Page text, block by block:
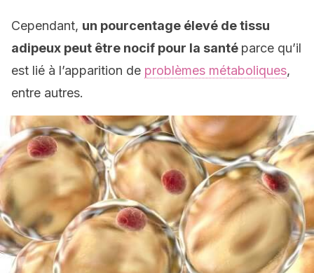
Cependant, un pourcentage élevé de tissu
adipeux peut être nocif pour la santé parce qu’il
est lié à l’apparition de problèmes métaboliques,
entre autres.